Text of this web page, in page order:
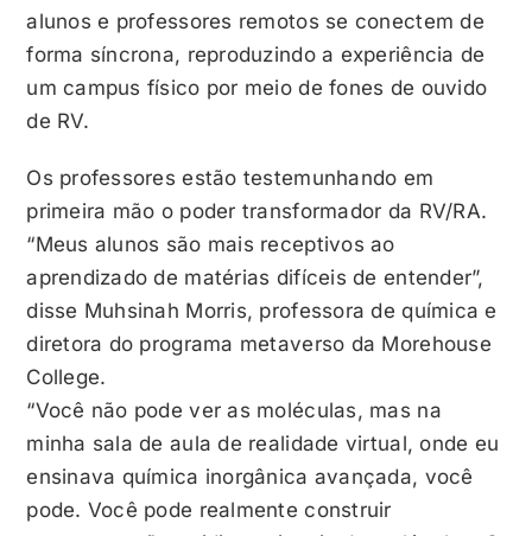
alunos e professores remotos se conectem de
forma síncrona, reproduzindo a experiência de
um campus físico por meio de fones de ouvido
de RV.
Os professores estão testemunhando em
primeira mão o poder transformador da RV/RA.
“Meus alunos são mais receptivos ao
aprendizado de matérias difíceis de entender”,
disse Muhsinah Morris, professora de química e
diretora do programa metaverso da Morehouse
College.
“Você não pode ver as moléculas, mas na
minha sala de aula de realidade virtual, onde eu
ensinava química inorgânica avançada, você
pode. Você pode realmente construir